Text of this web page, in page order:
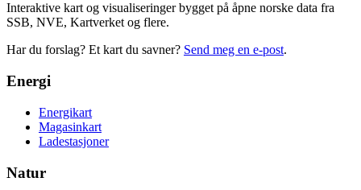
Interaktive kart og visualiseringer bygget på åpne norske data fra
SSB, NVE, Kartverket og flere.
Har du forslag? Et kart du savner? Send meg en e-post.
Energi
Energikart
Magasinkart
Ladestasjoner
Natur